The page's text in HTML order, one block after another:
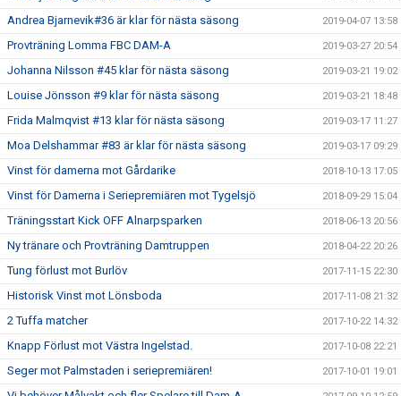
Andrea Bjarnevik#36 är klar för nästa säsong 2019-04-07 13:58
Provträning Lomma FBC DAM-A 2019-03-27 20:54
Johanna Nilsson #45 klar för nästa säsong 2019-03-21 19:02
Louise Jönsson #9 klar för nästa säsong 2019-03-21 18:48
Frida Malmqvist #13 klar för nästa säsong 2019-03-17 11:27
Moa Delshammar #83 är klar för nästa säsong 2019-03-17 09:29
Vinst för damerna mot Gårdarike 2018-10-13 17:05
Vinst för Damerna i Seriepremiären mot Tygelsjö 2018-09-29 15:04
Träningsstart Kick OFF Alnarpsparken 2018-06-13 20:56
Ny tränare och Provträning Damtruppen 2018-04-22 20:26
Tung förlust mot Burlöv 2017-11-15 22:30
Historisk Vinst mot Lönsboda 2017-11-08 21:32
2 Tuffa matcher 2017-10-22 14:32
Knapp Förlust mot Västra Ingelstad. 2017-10-08 22:21
Seger mot Palmstaden i seriepremiären! 2017-10-01 19:01